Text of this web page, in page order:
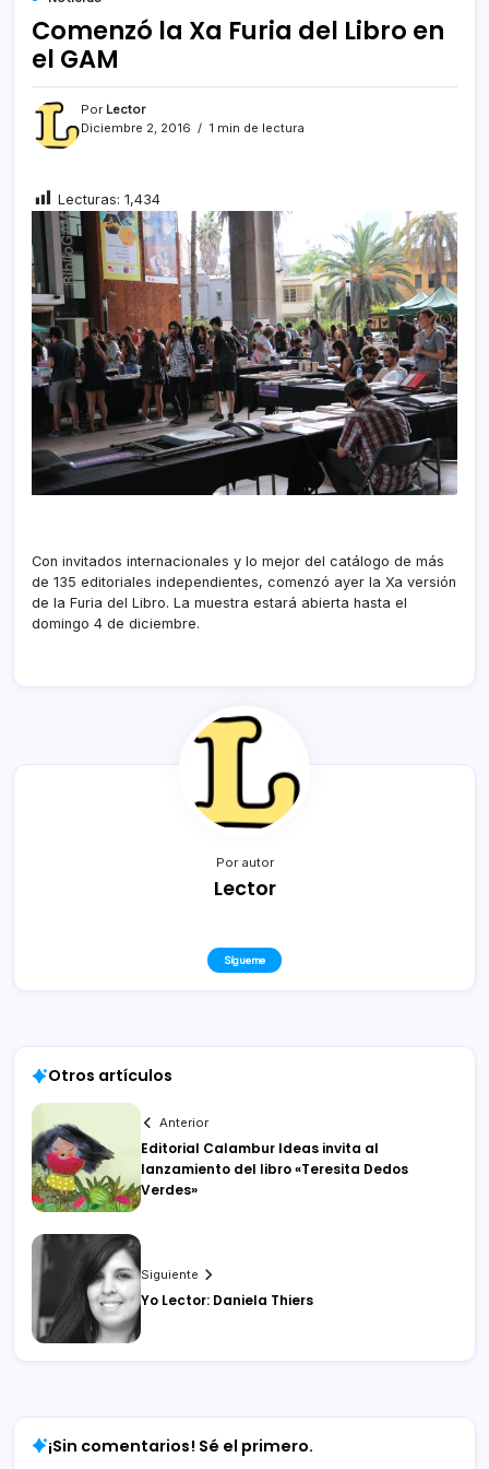
Comenzó la Xa Furia del Libro en
el GAM
Por Lector
Diciembre 2, 2016
1 min de lectura
Lecturas: 1,434
Con invitados internacionales y lo mejor del catálogo de más
de 135 editoriales independientes, comenzó ayer la Xa versión
de la Furia del Libro. La muestra estará abierta hasta el
domingo 4 de diciembre.
Por autor
Lector
Sígueme
Otros artículos
Anterior
Editorial Calambur Ideas invita al
lanzamiento del libro «Teresita Dedos
Verdes»
Siguiente
Yo Lector: Daniela Thiers
¡Sin comentarios! Sé el primero.